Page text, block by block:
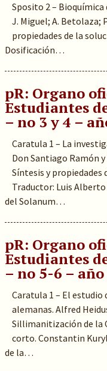
Sposito 2 – Bioquímica
J. Miguel; A. Betolaza;
propiedades de la
Dosificación…
pR: Organo
Estudiantes
– no 3 y 4 –
Caratula 1 – La
Don Santiago Ramón
Síntesis y propiedades
Traductor: Luis
del Solanum…
pR: Organo
Estudiantes
– no 5-6 – año
Caratula 1 – El estudio
alemanas. Alfred
Sillimanitización de la
corto. Constantin
de la…